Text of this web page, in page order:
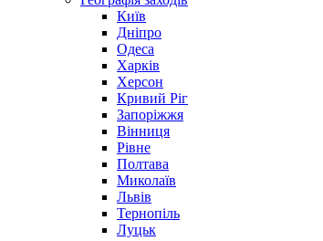
Київ
Дніпро
Одеса
Харків
Херсон
Кривий Ріг
Запоріжжя
Вінниця
Рівне
Полтава
Миколаїв
Львів
Тернопіль
Луцьк